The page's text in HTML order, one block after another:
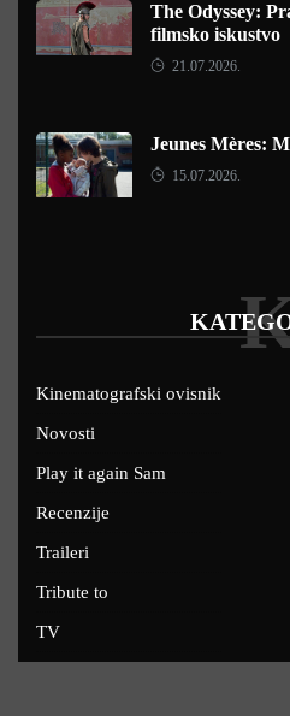
The Odyssey:
filmsko iskustvo
21.07.2026.
Jeunes Mères:
15.07.2026.
Kinematografski ovisnik
Novosti
Play it again Sam
Recenzije
Traileri
Tribute to
TV